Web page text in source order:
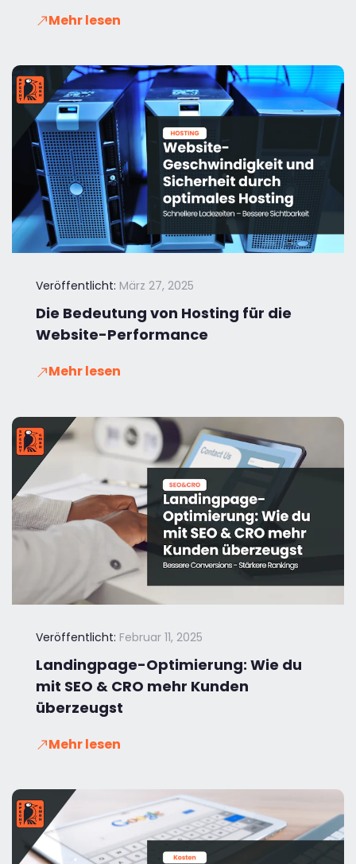
Mehr lesen
Veröffentlicht: März 27, 2025
Die Bedeutung von Hosting für die
Website-Performance
Mehr lesen
Veröffentlicht: Februar 11, 2025
Landingpage-Optimierung: Wie du
mit SEO & CRO mehr Kunden
überzeugst
Mehr lesen